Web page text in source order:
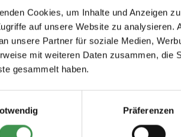
Cookies, um Inhalte und Anzeigen
auf unsere Website zu
unsere Partner für soziale Medien,
mit weiteren Daten zusammen, die
gesammelt haben.
Präferenzen
Artikel:
für Vliestapeten
2 kg